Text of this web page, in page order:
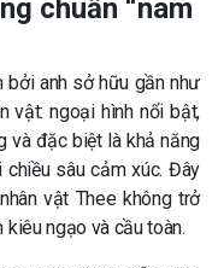
chuẩn “nam
anh sở hữu gần như
vật: ngoại hình nổi bật,
và đặc biệt là khả năng
sâu cảm xúc. Đây
vật Thee không trở
kiêu ngạo và cầu toàn.